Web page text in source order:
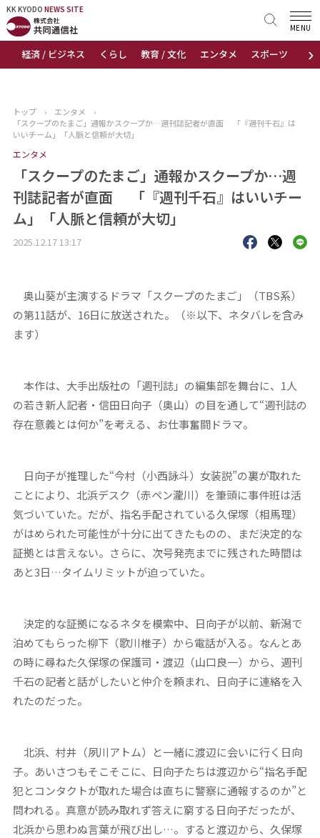
KK KYODO NEWS SITE
›
経済 / ビジネス くらし 教育 / 文化 エンタメ スポーツ 地域
MENU
KK KYODONEWS SITE
トップページ
ニュース
おすすめコンテンツ
出版物
会社概要
トップ › エンタメ
›
「スクープのたまご」通報かスクープか…週刊誌記者が直面 「『週刊千石』は
いいチーム」「人脈と信頼が大切」
エンタメ
「スクープのたまご」通報かスクープか…週
刊誌記者が直面 「『週刊千石』はいいチー
ム」「人脈と信頼が大切」
2025.12.17 13:17
奥山葵が主演するドラマ「スクープのたまご」（TBS系）
の第11話が、16日に放送された。（※以下、ネタバレを含み
ます）
本作は、大手出版社の「週刊誌」の編集部を舞台に、1人
の若き新人記者・信田日向子（奥山）の目を通して“週刊誌の
存在意義とは何か”を考える、お仕事奮闘ドラマ。
日向子が推理した“今村（小西詠斗）女装説”の裏が取れた
ことにより、北浜デスク（赤ペン瀧川）を筆頭に事件班は活
気づいていた。だが、指名手配されている久保塚（相馬理）
がはめられた可能性が十分に出てきたものの、まだ決定的な
証拠とは言えない。さらに、次号発売までに残された時間は
あと3日…タイムリミットが迫っていた。
決定的な証拠になるネタを模索中、日向子が以前、新潟で
泊めてもらった柳下（歌川椎子）から電話が入る。なんとあ
の時に尋ねた久保塚の保護司・渡辺（山口良一）から、週刊
千石の記者と話がしたいと仲介を頼まれ、日向子に連絡を入
れたのだった。
北浜、村井（夙川アトム）と一緒に渡辺に会いに行く日向
子。あいさつもそこそこに、日向子たちは渡辺から“指名手配
犯とコンタクトが取れた場合は直ちに警察に通報するのか”と
問われる。真意が読み取れず答えに窮する日向子だったが、
北浜から思わぬ言葉が飛び出し…。すると渡辺から、久保塚